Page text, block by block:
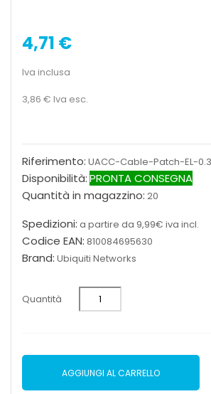
4,71 €
Iva inclusa
3,86 € Iva esc.
Riferimento: UACC-Cable-Patch-EL-
Disponibilità:PRONTA CONSEGNA
Quantità in magazzino: 20
Spedizioni: a partire da 9,99€ iva incl.
Codice EAN: 810084695630
Brand: Ubiquiti Networks
Quantità
AGGIUNGI AL CARRELLO